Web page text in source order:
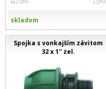
bez DPH s DPH
skladom
Spojka s vonkajším závitom
32 x 1'' zel.